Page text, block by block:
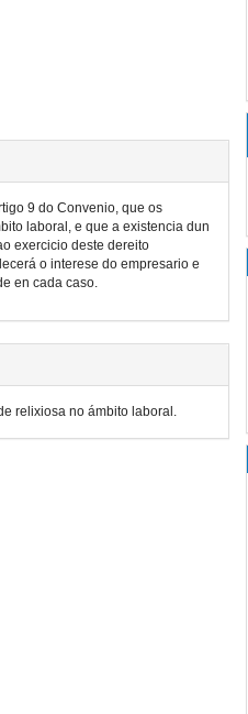
9 do Convenio, que os
laboral, e que a existencia dun
exercicio deste dereito
o interese do empresario e
en cada caso.
relixiosa no ámbito laboral.